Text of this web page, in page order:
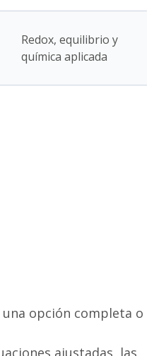
Redox, equilibrio y
química aplicada
opción completa o
ajustadas, las